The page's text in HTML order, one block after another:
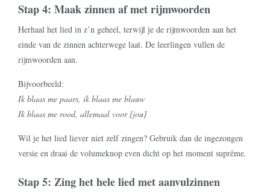
Stap 4: Maak zinnen af met rijmwoorden
Herhaal het lied in z’n geheel, terwijl je de rijmwoorden aan het
einde van de zinnen achterwege laat. De leerlingen vullen de
rijmwoorden aan.
Bijvoorbeeld:
Ik blaas me paars, ik blaas me blauw
Ik blaas me rood, allemaal voor [jou]
Wil je het lied liever niet zelf zingen? Gebruik dan de ingezongen
versie en draai de volumeknop even dicht op het moment suprême.
Stap 5: Zing het hele lied met aanvulzinnen